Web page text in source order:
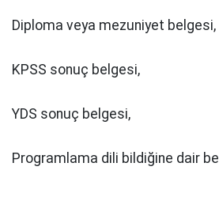
Diploma veya mezuniyet belgesi,
KPSS sonuç belgesi,
YDS sonuç belgesi,
Programlama dili bildiğine dair